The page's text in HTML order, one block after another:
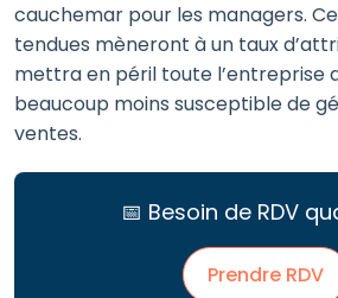
cauchemar pour les managers.
tendues mèneront à un taux
mettra en péril toute l’entreprise
beaucoup moins susceptible de
ventes.
📅 Besoin de RDV
Prendre RDV